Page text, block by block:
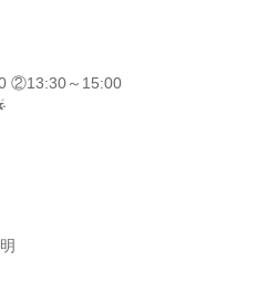
②13:30～15:00